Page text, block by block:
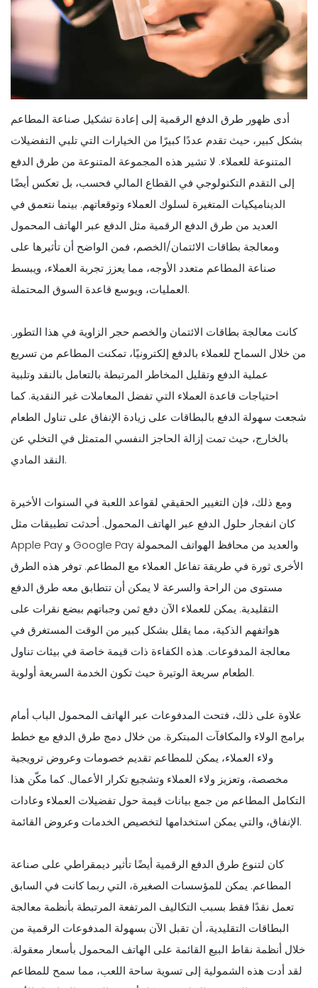
أدى ظهور طرق الدفع الرقمية إلى إعادة تشكيل صناعة المطاعم
بشكل كبير، حيث تقدم عددًا كبيرًا من الخيارات التي تلبي التفضيلات
المتنوعة للعملاء. لا تشير هذه المجموعة المتنوعة من طرق الدفع
إلى التقدم التكنولوجي في القطاع المالي فحسب، بل تعكس أيضًا
الديناميكيات المتغيرة لسلوك العملاء وتوقعاتهم. بينما نتعمق في
العديد من طرق الدفع الرقمية مثل الدفع عبر الهاتف المحمول
ومعالجة بطاقات الائتمان/الخصم، فمن الواضح أن تأثيرها على
صناعة المطاعم متعدد الأوجه، مما يعزز تجربة العملاء، ويبسط
العمليات، ويوسع قاعدة السوق المحتملة.
كانت معالجة بطاقات الائتمان والخصم حجر الزاوية في هذا التطور.
من خلال السماح للعملاء بالدفع إلكترونيًا، تمكنت المطاعم من تسريع
عملية الدفع وتقليل المخاطر المرتبطة بالتعامل بالنقد وتلبية
احتياجات قاعدة العملاء التي تفضل المعاملات غير النقدية. كما
شجعت سهولة الدفع بالبطاقات على زيادة الإنفاق على تناول الطعام
بالخارج، حيث تمت إزالة الحاجز النفسي المتمثل في التخلي عن
النقد المادي.
ومع ذلك، فإن التغيير الحقيقي لقواعد اللعبة في السنوات الأخيرة
كان انفجار حلول الدفع عبر الهاتف المحمول. أحدثت تطبيقات مثل
Apple Pay و Google Pay والعديد من محافظ الهواتف المحمولة
الأخرى ثورة في طريقة تفاعل العملاء مع المطاعم. توفر هذه الطرق
مستوى من الراحة والسرعة لا يمكن أن تتطابق معه طرق الدفع
التقليدية. يمكن للعملاء الآن دفع ثمن وجباتهم ببضع نقرات على
هواتفهم الذكية، مما يقلل بشكل كبير من الوقت المستغرق في
معالجة المدفوعات. هذه الكفاءة ذات قيمة خاصة في بيئات تناول
الطعام سريعة الوتيرة حيث تكون الخدمة السريعة أولوية.
علاوة على ذلك، فتحت المدفوعات عبر الهاتف المحمول الباب أمام
برامج الولاء والمكافآت المبتكرة. من خلال دمج طرق الدفع مع خطط
ولاء العملاء، يمكن للمطاعم تقديم خصومات وعروض ترويجية
مخصصة، وتعزيز ولاء العملاء وتشجيع تكرار الأعمال. كما مكّن هذا
التكامل المطاعم من جمع بيانات قيمة حول تفضيلات العملاء وعادات
الإنفاق، والتي يمكن استخدامها لتخصيص الخدمات وعروض القائمة.
كان لتنوع طرق الدفع الرقمية أيضًا تأثير ديمقراطي على صناعة
المطاعم. يمكن للمؤسسات الصغيرة، التي ربما كانت في السابق
تعمل نقدًا فقط بسبب التكاليف المرتفعة المرتبطة بأنظمة معالجة
البطاقات التقليدية، أن تقبل الآن بسهولة المدفوعات الرقمية من
خلال أنظمة نقاط البيع القائمة على الهاتف المحمول بأسعار معقولة.
لقد أدت هذه الشمولية إلى تسوية ساحة اللعب، مما سمح للمطاعم